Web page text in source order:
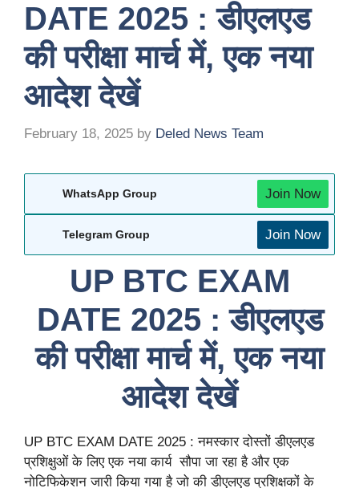
DATE 2025 : डीएलएड
की परीक्षा मार्च में, एक नया
आदेश देखें
February 18, 2025 by Deled News Team
WhatsApp Group Join Now
Telegram Group Join Now
UP BTC EXAM
DATE 2025 : डीएलएड
की परीक्षा मार्च में, एक नया
आदेश देखें
UP BTC EXAM DATE 2025 : नमस्कार दोस्तों डीएलएड
प्रशिक्षुओं के लिए एक नया कार्य सौपा जा रहा है और एक
नोटिफिकेशन जारी किया गया है जो की डीएलएड प्रशिक्षकों के